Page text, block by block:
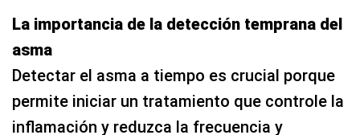
La importancia de la detección temprana del
asma
Detectar el asma a tiempo es crucial porque
permite iniciar un tratamiento que controle la
inflamación y reduzca la frecuencia y